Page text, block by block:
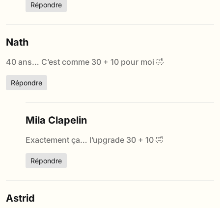
Répondre
Nath
40 ans… C’est comme 30 + 10 pour moi 🤣
Répondre
Mila Clapelin
Exactement ça… l’upgrade 30 + 10 🤣
Répondre
Astrid